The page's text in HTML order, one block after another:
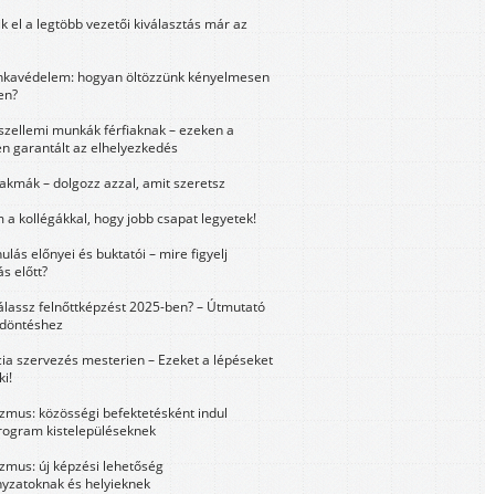
el a legtöbb vezetői kiválasztás már az
hogyan öltözzünk kényelmesen
munkák férfiaknak – ezeken a
garantált az elhelyezkedés
– dolgozz azzal, amit szeretsz
a kollégákkal, hogy jobb csapat legyetek!
előnyei és buktatói – mire figyelj
előtt?
felnőttképzést 2025-ben? – Útmutató
szervezés mesterien – Ezeket a lépéseket
közösségi befektetésként indul
kistelepüléseknek
új képzési lehetőség
és helyieknek